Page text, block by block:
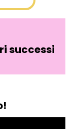
successi